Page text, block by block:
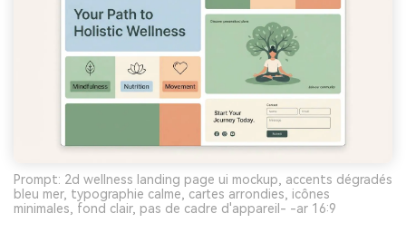
Prompt: 2d wellness landing page ui mockup, accents dégradés
bleu mer, typographie calme, cartes arrondies, icônes
minimales, fond clair, pas de cadre d'appareil- -ar 16:9